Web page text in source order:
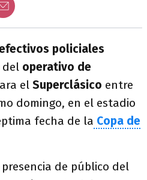
policiales
del operativo de
el Superclásico entre
domingo, en el estadio
fecha de la Copa de
de público del